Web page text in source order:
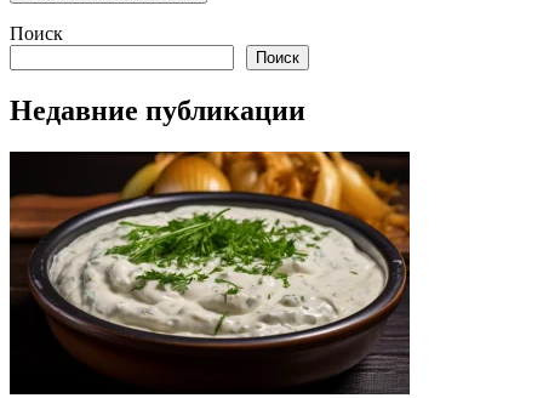
Поиск
Поиск
Недавние публикации